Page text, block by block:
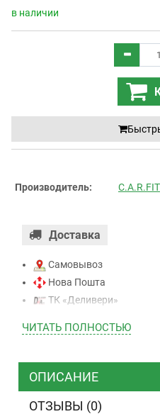
в наличии
Производитель: C.A.R.FIT
Доставка
Самовывоз
Нова Пошта
ТК «Деливери»
ТК “Justin”
ТК ”УкрПочта”
ЧИТАТЬ ПОЛНОСТЬЮ
ОПИСАНИЕ
ОТЗЫВЫ (0)